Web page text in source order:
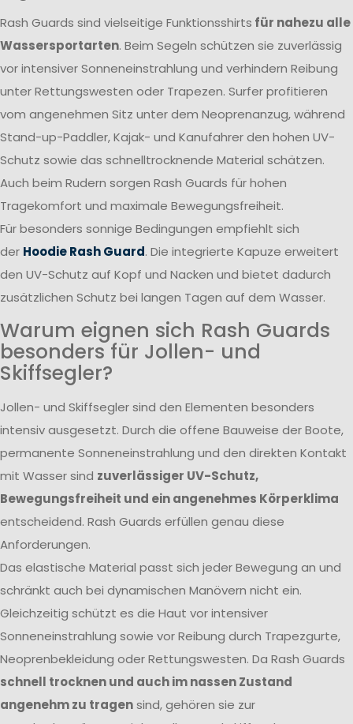
Rash Guards sind vielseitige Funktionsshirts für nahezu alle
Wassersportarten. Beim Segeln schützen sie zuverlässig
vor intensiver Sonneneinstrahlung und verhindern Reibung
unter Rettungswesten oder Trapezen. Surfer profitieren
vom angenehmen Sitz unter dem Neoprenanzug, während
Stand-up-Paddler, Kajak- und Kanufahrer den hohen UV-
Schutz sowie das schnelltrocknende Material schätzen.
Auch beim Rudern sorgen Rash Guards für hohen
Tragekomfort und maximale Bewegungsfreiheit.
Für besonders sonnige Bedingungen empfiehlt sich
der Hoodie Rash Guard. Die integrierte Kapuze erweitert
den UV-Schutz auf Kopf und Nacken und bietet dadurch
zusätzlichen Schutz bei langen Tagen auf dem Wasser.
Warum eignen sich Rash Guards
besonders für Jollen- und
Skiffsegler?
Jollen- und Skiffsegler sind den Elementen besonders
intensiv ausgesetzt. Durch die offene Bauweise der Boote,
permanente Sonneneinstrahlung und den direkten Kontakt
mit Wasser sind zuverlässiger UV-Schutz,
Bewegungsfreiheit und ein angenehmes Körperklima
entscheidend. Rash Guards erfüllen genau diese
Anforderungen.
Das elastische Material passt sich jeder Bewegung an und
schränkt auch bei dynamischen Manövern nicht ein.
Gleichzeitig schützt es die Haut vor intensiver
Sonneneinstrahlung sowie vor Reibung durch Trapezgurte,
Neoprenbekleidung oder Rettungswesten. Da Rash Guards
schnell trocknen und auch im nassen Zustand
angenehm zu tragensind, gehören sie zur